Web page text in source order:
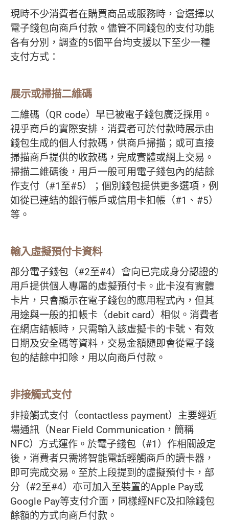
現時不少消費者在購買商品或服務時，會選擇以
電子錢包向商戶付款。儘管不同錢包的支付功能
各有分別，調查的5個平台均支援以下至少一種
支付方式：
展示或掃描二維碼
二維碼（QR code）早已被電子錢包廣泛採用。
視乎商戶的實際安排，消費者可於付款時展示由
錢包生成的個人付款碼，供商戶掃描；或可直接
掃描商戶提供的收款碼，完成實體或網上交易。
掃描二維碼後，用戶一般可用電子錢包內的結餘
作支付（#1至#5）；個別錢包提供更多選項，例
如從已連結的銀行帳戶或信用卡扣帳（#1、#5）
等。
輸入虛擬預付卡資料
部分電子錢包（#2至#4）會向已完成身分認證的
用戶提供個人專屬的虛擬預付卡。此卡沒有實體
卡片，只會顯示在電子錢包的應用程式內，但其
用途與一般的扣帳卡（debit card）相似。消費者
在網店結帳時，只需輸入該虛擬卡的卡號、有效
日期及安全碼等資料，交易金額隨即會從電子錢
包的結餘中扣除，用以向商戶付款。
非接觸式支付
非接觸式支付（contactless payment）主要經近
場通訊（Near Field Communication，簡稱
NFC）方式運作。於電子錢包（#1）作相關設定
後，消費者只需將智能電話輕觸商戶的讀卡器，
即可完成交易。至於上段提到的虛擬預付卡，部
分（#2至#4）亦可加入至裝置的Apple Pay或
Google Pay等支付介面，同樣經NFC及扣除錢包
餘額的方式向商戶付款。